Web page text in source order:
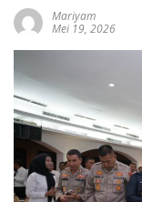
Mariyam
Mei 19, 2026